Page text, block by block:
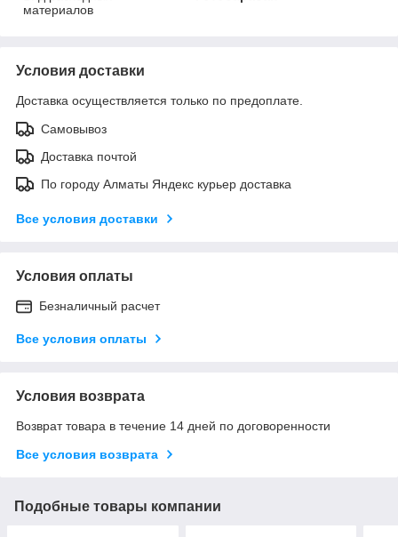
материалов
Условия доставки
Доставка осуществляется только по предоплате.
Самовывоз
Доставка почтой
По городу Алматы Яндекс курьер доставка
Все условия доставки
Условия оплаты
Безналичный расчет
Все условия оплаты
Условия возврата
Возврат товара в течение 14 дней по договоренности
Все условия возврата
Подобные товары компании